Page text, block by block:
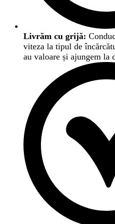
Livrăm cu grijă:
viteza la tipul de
au valoare și ajungem la